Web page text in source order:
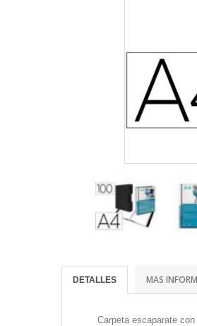
DETALLES MAS
Carpeta escaparate